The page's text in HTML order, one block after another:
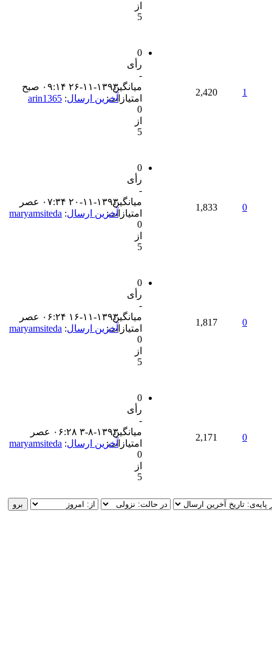
از
5
1
2,420
0
رأی
-
میانگین
امتیازات:
0
از
5
۲۶-۱۱-۱۳۹۳ ۰۹:۱۴ صبح
آخرین ارسال:
arin1365
0
1,833
0
رأی
-
میانگین
امتیازات:
0
از
5
۲۰-۱۱-۱۳۹۳ ۰۷:۳۴ عصر
آخرین ارسال:
maryamsiteda
0
1,817
0
رأی
-
میانگین
امتیازات:
0
از
5
۱۶-۱۱-۱۳۹۳ ۰۶:۲۴ عصر
آخرین ارسال:
maryamsiteda
0
2,171
0
رأی
-
میانگین
امتیازات:
0
از
5
۳-۸-۱۳۹۳ ۰۶:۲۸ عصر
آخرین ارسال:
maryamsiteda